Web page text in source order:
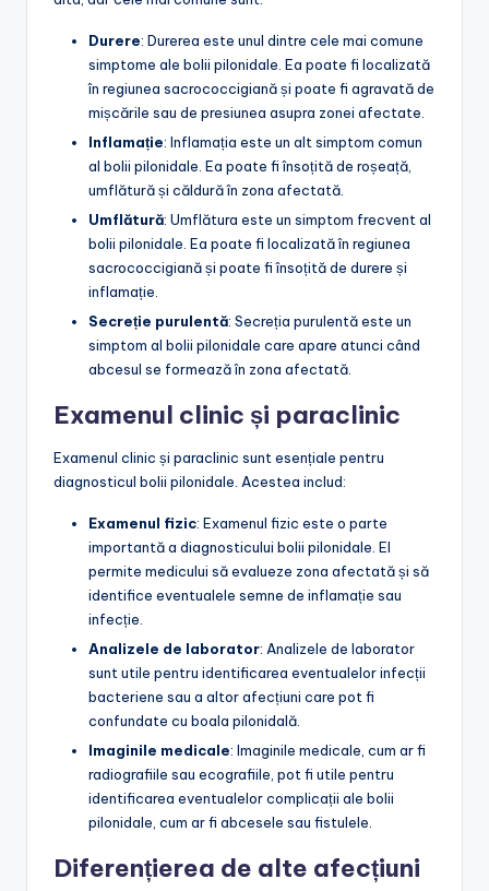
Durere: Durerea este unul dintre cele mai comune
simptome ale bolii pilonidale. Ea poate fi localizată
în regiunea sacrococcigiană și poate fi agravată de
mișcările sau de presiunea asupra zonei afectate.
Inflamație: Inflamația este un alt simptom comun
al bolii pilonidale. Ea poate fi însoțită de roșeață,
umflătură și căldură în zona afectată.
Umflătură: Umflătura este un simptom frecvent al
bolii pilonidale. Ea poate fi localizată în regiunea
sacrococcigiană și poate fi însoțită de durere și
inflamație.
Secreție purulentă: Secreția purulentă este un
simptom al bolii pilonidale care apare atunci când
abcesul se formează în zona afectată.
Examenul clinic și paraclinic
Examenul clinic și paraclinic sunt esențiale pentru
diagnosticul bolii pilonidale. Acestea includ:
Examenul fizic: Examenul fizic este o parte
importantă a diagnosticului bolii pilonidale. El
permite medicului să evalueze zona afectată și să
identifice eventualele semne de inflamație sau
infecție.
Analizele de laborator: Analizele de laborator
sunt utile pentru identificarea eventualelor infecții
bacteriene sau a altor afecțiuni care pot fi
confundate cu boala pilonidală.
Imaginile medicale: Imaginile medicale, cum ar fi
radiografiile sau ecografiile, pot fi utile pentru
identificarea eventualelor complicații ale bolii
pilonidale, cum ar fi abcesele sau fistulele.
Diferențierea de alte afecțiuni